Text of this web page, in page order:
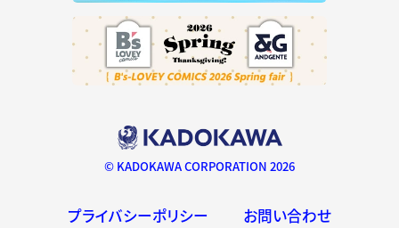
© KADOKAWA CORPORATION 2026
プライバシーポリシー お問い合わせ